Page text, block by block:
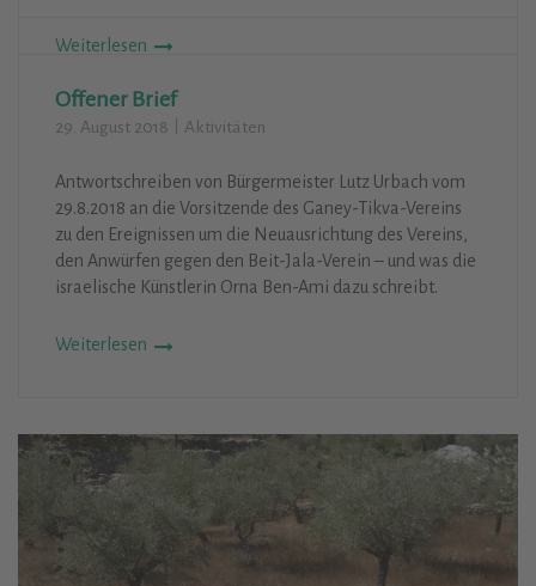
Weiterlesen
Offener Brief
29. August 2018 Aktivitäten
Antwortschreiben von Bürgermeister Lutz Urbach vom
29.8.2018 an die Vorsitzende des Ganey-Tikva-Vereins
zu den Ereignissen um die Neuausrichtung des Vereins,
den Anwürfen gegen den Beit-Jala-Verein – und was die
israelische Künstlerin Orna Ben-Ami dazu schreibt.
Weiterlesen